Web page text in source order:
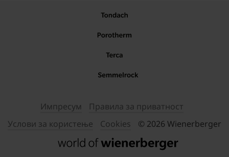
Импресум
Правила за приватност
Услови за користење
Cookies © 2026 Wienerberger